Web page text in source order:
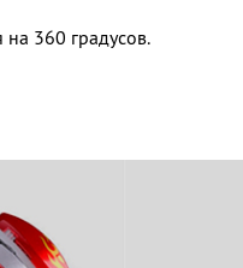
на 360 градусов.